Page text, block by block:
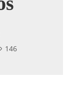
146